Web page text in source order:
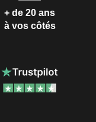
+ de 20 ans
à vos côtés